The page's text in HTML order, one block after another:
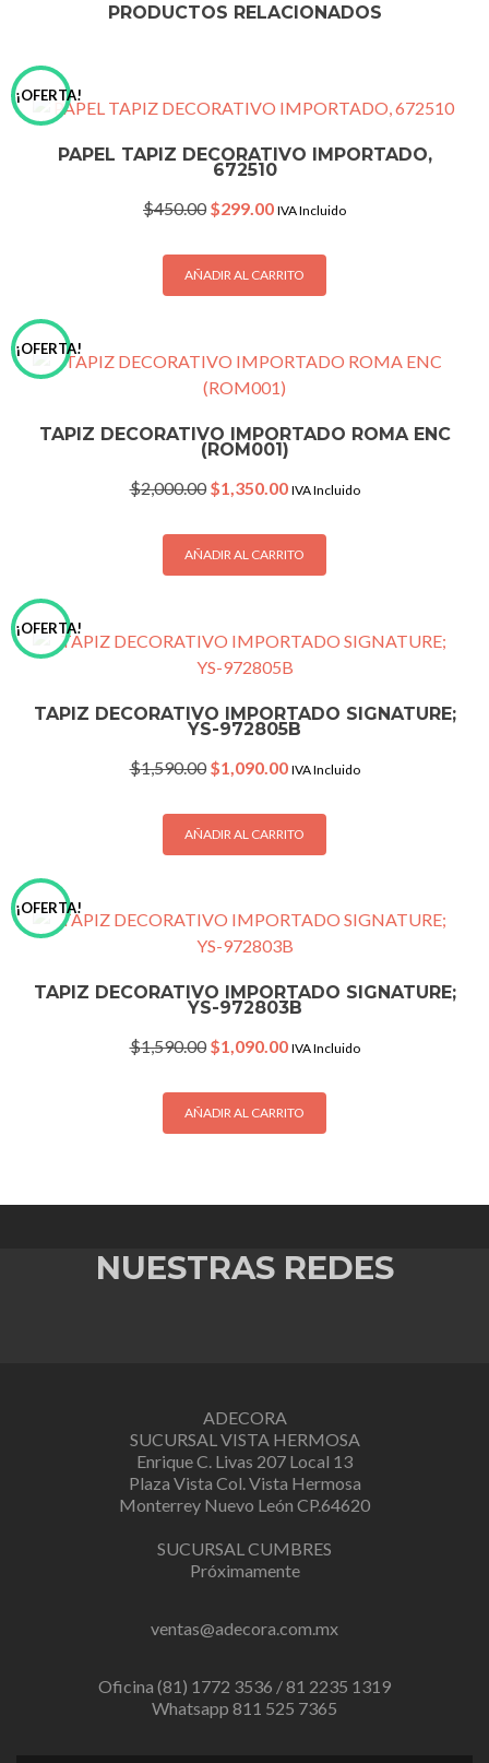
PRODUCTOS RELACIONADOS
¡OFERTA!
PAPEL TAPIZ DECORATIVO IMPORTADO,
672510
$450.00 Original
was:
$450.00.
$299.00Current
is:
$299.00.
IVA Incluido
AÑADIR AL CARRITO
¡OFERTA!
TAPIZ DECORATIVO IMPORTADO ROMA ENC
(ROM001)
$2,000.00 Original
was:
$2,000.00.
$1,350.00Current
is:
$1,350.00.
IVA Incluido
AÑADIR AL CARRITO
¡OFERTA!
TAPIZ DECORATIVO IMPORTADO SIGNATURE;
YS-972805B
$1,590.00 Original
was:
$1,590.00.
$1,090.00Current
is:
$1,090.00.
IVA Incluido
AÑADIR AL CARRITO
¡OFERTA!
TAPIZ DECORATIVO IMPORTADO SIGNATURE;
YS-972803B
$1,590.00 Original
was:
$1,590.00.
$1,090.00Current
is:
$1,090.00.
IVA Incluido
AÑADIR AL CARRITO
NUESTRAS REDES
ADECORA
SUCURSAL VISTA HERMOSA
Enrique C. Livas 207 Local 13
Plaza Vista Col. Vista Hermosa
Monterrey Nuevo León CP.64620
SUCURSAL CUMBRES
Próximamente
ventas@adecora.com.mx
Oficina (81) 1772 3536 / 81 2235 1319
Whatsapp 811 525 7365